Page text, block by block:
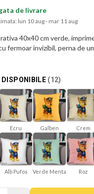
de livrare
lun 10 aug - mar 11 aug
40x40 cm verde,
fermoar invizibil, perna de
DISPONIBILE (12)
Ecru Galben Crem
Alb Pufos Verde Menta Roz